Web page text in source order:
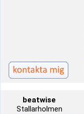
beatwise
Stallarholmen